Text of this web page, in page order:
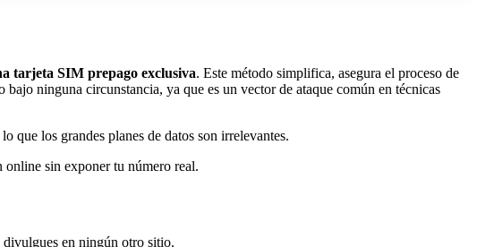
tarjeta SIM prepago exclusiva. Este método simplifica, asegura el proceso de
ninguna circunstancia, ya que es un vector de ataque común en técnicas
que los grandes planes de datos son irrelevantes.
online sin exponer tu número real.
divulgues en ningún otro sitio.